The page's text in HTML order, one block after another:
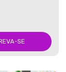
SE